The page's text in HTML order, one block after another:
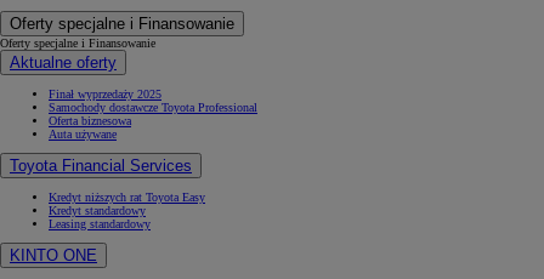
Oferty specjalne i Finansowanie
Oferty specjalne i Finansowanie
Aktualne oferty
Finał wyprzedaży 2025
Samochody dostawcze Toyota Professional
Oferta biznesowa
Auta używane
Toyota Financial Services
Kredyt niższych rat Toyota Easy
Kredyt standardowy
Leasing standardowy
KINTO ONE